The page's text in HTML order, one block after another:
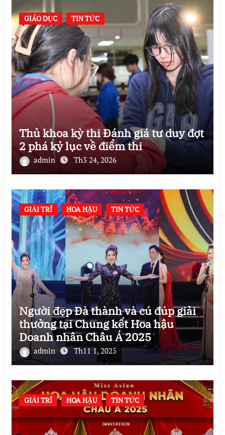
GIÁO DỤC TIN TỨC
Thủ khoa kỳ thi Đánh giá tư duy đợt
2 phá kỷ lục về điểm thi
admin Th3 24, 2026
GIẢI TRÍ HOA HẬU TIN TỨC
Người đẹp Đà thành và cú đúp giải
thưởng tại Chung kết Hoa hậu
Doanh nhân Châu Á 2025
admin Th11 1, 2025
GIẢI TRÍ HOA HẬU TIN TỨC